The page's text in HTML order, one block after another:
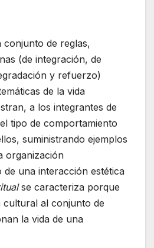
de reglas,
(de integración, de
y refuerzo)
de la vida
a los integrantes de
tipo de comportamiento
suministrando ejemplos
organización
de una interacción estética
se caracteriza porque
cultural al conjunto de
la vida de una